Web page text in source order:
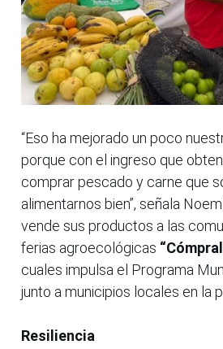
“Eso ha mejorado un poco
porque con el ingreso que
comprar pescado y carne que
alimentarnos bien”, señala
vende sus productos a las
ferias agroecológicas
cuales impulsa el Programa
junto a municipios locales en la
Resiliencia